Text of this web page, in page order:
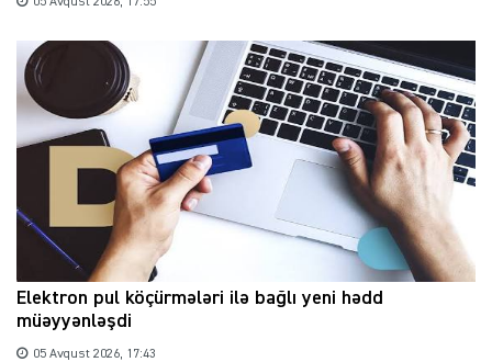
Elektron pul köçürmələri ilə bağlı yeni hədd
müəyyənləşdi
05 Avqust 2026, 17:43